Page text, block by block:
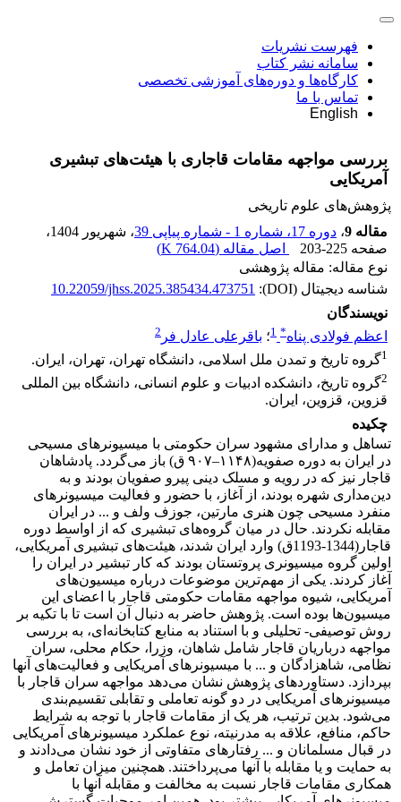
فهرست نشریات
سامانه نشر کتاب
کارگاه‌ها و دوره‌های آموزشی تخصصی
تماس با ما
English
بررسی مواجهه مقامات قاجاری با هیئت‌های تبشیری
آمریکایی
پژوهش‌های علوم تاریخی
مقاله 9
، دوره 17، شماره 1 - شماره پیاپی 39 ، شهریور 1404
،
صفحه 203-225 اصل مقاله (764.04 K
)
نوع مقاله: مقاله پژوهشی
شناسه دیجیتال (DOI):
10.22059/jhss.2025.385434.473751
نویسندگان
اعظم فولادی پناه*
1؛ باقرعلی عادل فر 2
1گروه تاریخ و تمدن ملل اسلامی، دانشگاه تهران، تهران، ایران.
2گروه تاریخ، دانشکده ادبیات و علوم انسانی، دانشگاه بین المللی
قزوین، قزوین، ایران.
چکیده
تساهل و مدارای مشهود سران حکومتی با میسیونرهای مسیحی
در ایران به دوره صفویه(۱۱۴۸–۹۰۷ ق) باز می‌گردد. پادشاهان
قاجار نیز که در رویه و مسلک دینی پیرو صفویان بودند و به
دین‌مداری شهره بودند، از آغاز، با حضور و فعالیت میسیونرهای
منفرد مسیحی چون هنری مارتین، جوزف ولف و ... در ایران
مقابله نکردند. حال در میان گروه‌های تبشیری که از اواسط دوره
قاجار(1344-1193ق) وارد ایران شدند، هیئت‌های تبشیری آمریکایی،
اولین گروه‌ میسیونری پروتستان بودند که کار تبشیر در ایران را
آغاز کردند. یکی از مهم‌ترین موضوعات درباره میسیون‌های
آمریکایی، شیوه مواجهه مقامات حکومتی قاجار با اعضای این
میسیون‌ها بوده است. پژوهش حاضر به دنبال آن است تا با تکیه بر
روش توصیفی- تحلیلی و با استناد به منابع کتابخانه‌ای، به بررسی
مواجهه درباریان قاجار شامل شاهان، وزرا، حکام محلی، سران
نظامی، شاهزادگان و ... با میسیونرهای آمریکایی و فعالیت‌های آنها
بپردازد. دستاوردهای پژوهش نشان می‌دهد مواجهه سران قاجار با
میسیونرهای آمریکایی در دو گونه تعاملی و تقابلی تقسیم‌بندی
می‌شود. بدین ترتیب، هر یک از مقامات قاجار با توجه به شرایط
حاکم، منافع، علاقه به مدرنیته، نوع عملکرد میسیونرهای آمریکایی
در قبال مسلمانان و ... رفتارهای متفاوتی از خود نشان می‌دادند و
به حمایت و یا مقابله با آنها می‌پرداختند. همچنین میزان تعامل و
همکاری مقامات قاجار نسبت به مخالفت و مقابله آنها با